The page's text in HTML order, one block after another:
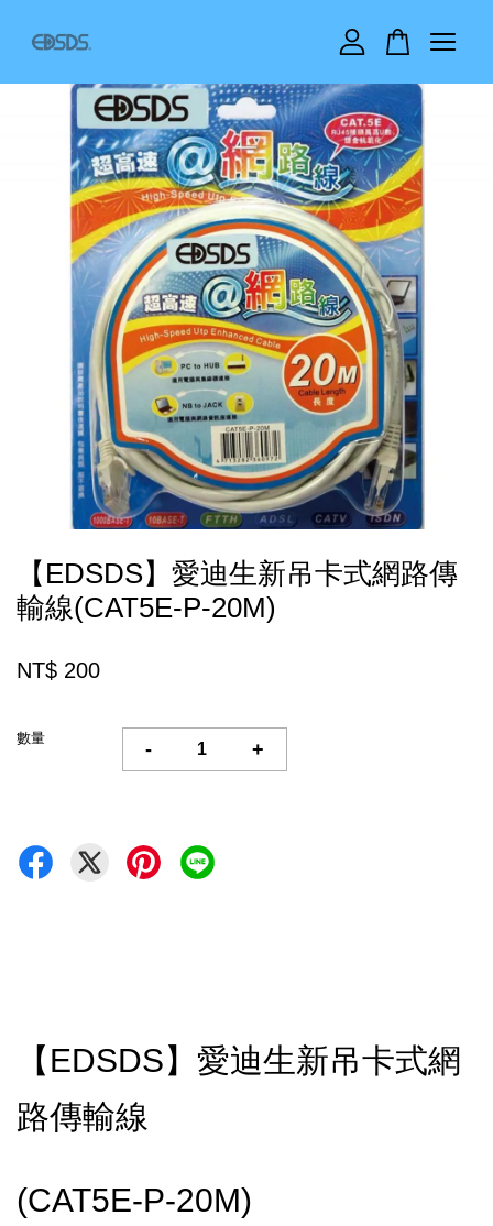
【EDSDS】愛迪生新吊卡式網路傳
輸線(CAT5E-P-20M)
NT$ 200
數量
- +
【EDSDS】愛迪生新吊卡式網
路傳輸線
(CAT5E-P-20M)
您的購物車目前還是空的。
繼續購物